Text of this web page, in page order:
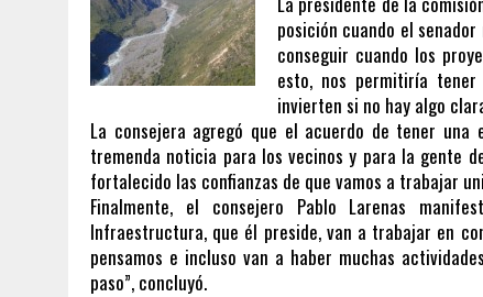
posición cuando el
conseguir cuando los
esto, nos permitiría
invierten si no hay algo
La consejera agregó que el acuerdo de tener
tremenda noticia para los vecinos y para la gente
fortalecido las confianzas de que vamos a trabajar
Finalmente, el consejero Pablo Larenas
Infraestructura, que él preside, van a trabajar en
pensamos e incluso van a haber muchas
paso”, concluyó.